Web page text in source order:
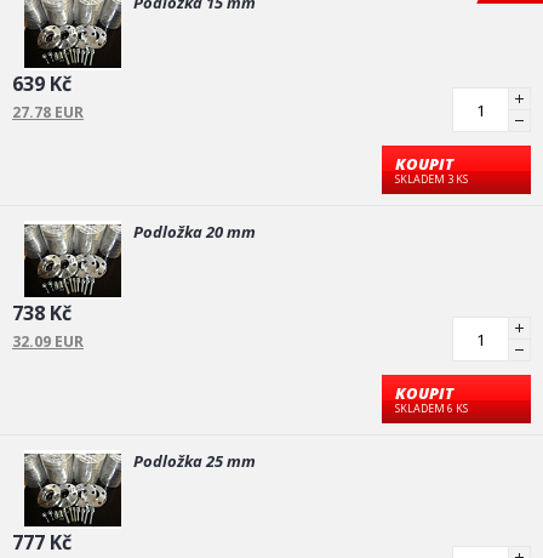
639 Kč
27.78 EUR
KOUPIT
SKLADEM 3 KS
Podložka 20 mm
738 Kč
32.09 EUR
KOUPIT
SKLADEM 6 KS
Podložka 25 mm
777 Kč